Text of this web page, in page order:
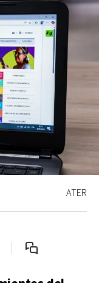
ATER